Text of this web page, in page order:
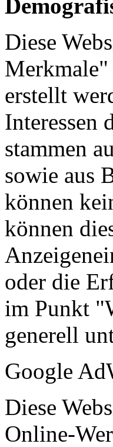
Diese
erstellt
Interessen
stammen
sowie aus
können
können
oder die
im Punkt
generell
Google
Diese
Online-